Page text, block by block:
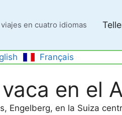
en cuatro idiomas
Français
vaca en el
Engelberg, en la Suiza